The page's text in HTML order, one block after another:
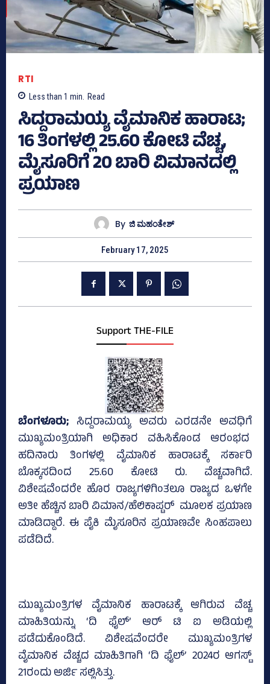
RTI
Less than 1 min. Read
ಸಿದ್ದರಾಮಯ್ಯ ವೈಮಾನಿಕ ಹಾರಾಟ;
16 ತಿಂಗಳಲ್ಲಿ 25.60 ಕೋಟಿ ವೆಚ್ಚ,
ಮೈಸೂರಿಗೆ 20 ಬಾರಿ ವಿಮಾನದಲ್ಲಿ
ಪ್ರಯಾಣ
By ಜಿ ಮಹಂತೇಶ್
February 17, 2025
Support THE-FILE
ಬೆಂಗಳೂರು; ಸಿದ್ದರಾಮಯ್ಯ ಅವರು ಎರಡನೇ ಅವಧಿಗೆ
ಮುಖ್ಯಮಂತ್ರಿಯಾಗಿ ಅಧಿಕಾರ ವಹಿಸಿಕೊಂಡ ಆರಂಭದ
ಹದಿನಾರು ತಿಂಗಳಲ್ಲಿ ವೈಮಾನಿಕ ಹಾರಾಟಕ್ಕೆ ಸರ್ಕಾರಿ
ಬೊಕ್ಕಸದಿಂದ 25.60 ಕೋಟಿ ರು. ವೆಚ್ಚವಾಗಿದೆ.
ವಿಶೇಷವೆಂದರೇ ಹೊರ ರಾಜ್ಯಗಳಿಗಿಂತಲೂ ರಾಜ್ಯದ ಒಳಗೇ
ಅತೀ ಹೆಚ್ಚಿನ ಬಾರಿ ವಿಮಾನ/ಹೆಲಿಕಾಪ್ಟರ್‌ ಮೂಲಕ ಪ್ರಯಾಣ
ಮಾಡಿದ್ದಾರೆ. ಈ ಪೈಕಿ ಮೈಸೂರಿನ ಪ್ರಯಾಣವೇ ಸಿಂಹಪಾಲು
ಪಡೆದಿದೆ.
ಮುಖ್ಯಮಂತ್ರಿಗಳ ವೈಮಾನಿಕ ಹಾರಾಟಕ್ಕೆ ಆಗಿರುವ ವೆಚ್ಚ
ಮಾಹಿತಿಯನ್ನು ‘ದಿ ಫೈಲ್‌’ ಆರ್ ಟಿ ಐ ಅಡಿಯಲ್ಲಿ
ಪಡೆದುಕೊಂಡಿದೆ. ವಿಶೇಷವೆಂದರೇ ಮುಖ್ಯಮಂತ್ರಿಗಳ
ವೈಮಾನಿಕ ವೆಚ್ಚದ ಮಾಹಿತಿಗಾಗಿ ‘ದಿ ಫೈಲ್‌’ 2024ರ ಆಗಸ್ಟ್‌
21ರಂದು ಅರ್ಜಿ ಸಲ್ಲಿಸಿತ್ತು.